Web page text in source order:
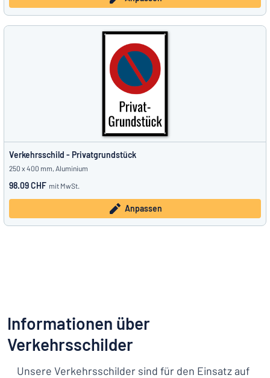
Verkehrsschild - Privatgrundstück
250 x 400 mm, Aluminium
98.09 CHF mit MwSt.
Anpassen
Informationen über
Verkehrsschilder
Unsere Verkehrsschilder sind für den Einsatz auf